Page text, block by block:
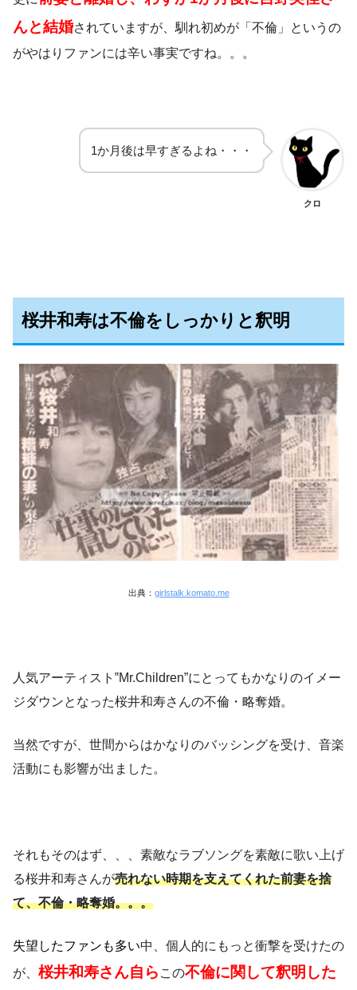
んと結婚されていますが、馴れ初めが「不倫」というの
がやはりファンには辛い事実ですね。。。
1か月後は早すぎるよね・・・
クロ
桜井和寿は不倫をしっかりと釈明
出典： girlstalk.komato.me
人気アーティスト‟Mr.Children”にとってもかなりのイメー
ジダウンとなった桜井和寿さんの不倫・略奪婚。
当然ですが、世間からはかなりのバッシングを受け、音楽
活動にも影響が出ました。
それもそのはず、、、素敵なラブソングを素敵に歌い上げ
る桜井和寿さんが売れない時期を支えてくれた前妻を捨
て、不倫・略奪婚。。。
失望したファンも多い中、個人的にもっと衝撃を受けたの
が、 桜井和寿さん自ら この不倫に関して釈明した